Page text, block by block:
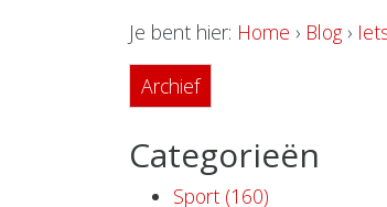
Je bent hier: Home › Blog ›
Archief
Categorieën
Sport (160)